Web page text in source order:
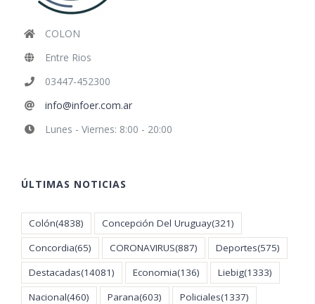
COLON
Entre Rios
03447-452300
info@infoer.com.ar
Lunes - Viernes: 8:00 - 20:00
ÚLTIMAS NOTICIAS
Colón(4838) Concepción Del Uruguay(321)
Concordia(65) CORONAVIRUS(887) Deportes(575)
Destacadas(14081) Economia(136) Liebig(1333)
Nacional(460) Parana(603) Policiales(1337)